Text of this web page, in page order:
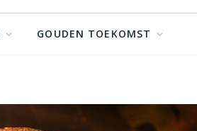
GOUDEN TOEKOMST